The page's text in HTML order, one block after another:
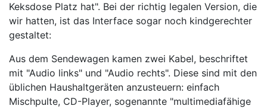
Keksdose Platz hat". Bei der richtig legalen Version, die
wir hatten, ist das Interface sogar noch kindgerechter
gestaltet:
Aus dem Sendewagen kamen zwei Kabel, beschriftet
mit "Audio links" und "Audio rechts". Diese sind mit den
üblichen Haushaltgeräten anzusteuern: einfach
Mischpulte, CD-Player, sogenannte "multimediafähige